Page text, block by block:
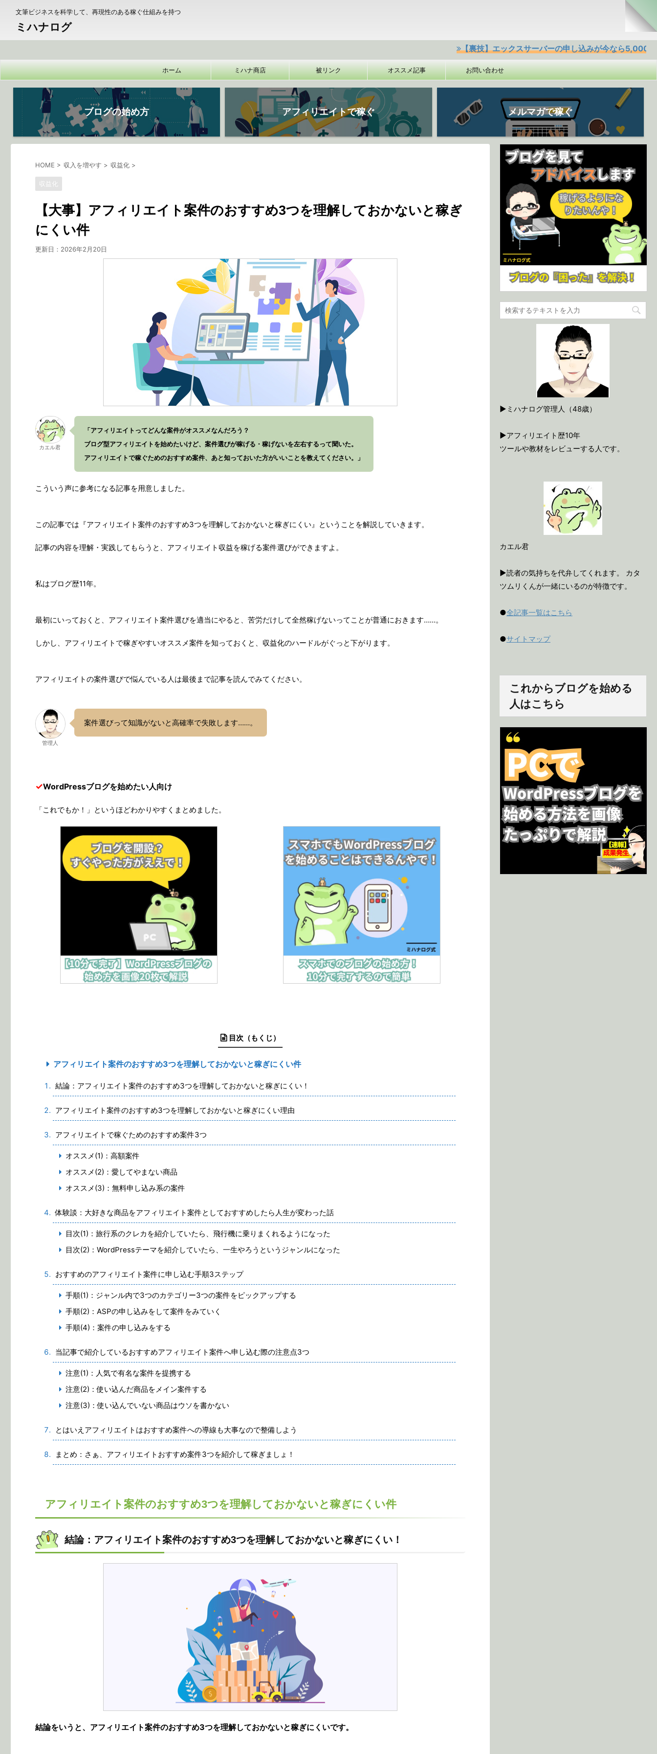
文筆ビジネスを科学して、再現性のある稼ぐ仕組みを持つ
ミハナログ
【裏技】エックスサーバーの申し込みが今なら5,000円offクーポ
ホーム ミハナ商店 被リンク オススメ記事 お問い合わせ
ブログの始め方 アフィリエイトで稼ぐ メルマガで稼ぐ
HOME > 収入を増やす > 収益化 >
収益化
【大事】アフィリエイト案件のおすすめ3つを理解しておかないと稼ぎ
にくい件
更新日： 2026年2月20日
カエル君
「アフィリエイトってどんな案件がオススメなんだろう？
ブログ型アフィリエイトを始めたいけど、案件選びが稼げる・稼げないを左右するって聞いた。
アフィリエイトで稼ぐためのおすすめ案件、あと知っておいた方がいいことを教えてください。」
こういう声に参考になる記事を用意しました。
この記事では『アフィリエイト案件のおすすめ3つを理解しておかないと稼ぎにくい』ということを解説していきます。
記事の内容を理解・実践してもらうと、アフィリエイト収益を稼げる案件選びができますよ。
私はブログ歴11年。
最初にいっておくと、アフィリエイト案件選びを適当にやると、苦労だけして全然稼げないってことが普通におきます……。
しかし、アフィリエイトで稼ぎやすいオススメ案件を知っておくと、収益化のハードルがぐっと下がります。
アフィリエイトの案件選びで悩んでいる人は最後まで記事を読んでみてください。
管理人
案件選びって知識がないと高確率で失敗します……。
✓WordPressブログを始めたい人向け
「これでもか！」というほどわかりやすくまとめました。
目次（もくじ）
アフィリエイト案件のおすすめ3つを理解しておかないと稼ぎにくい件
結論：アフィリエイト案件のおすすめ3つを理解しておかないと稼ぎにくい！
アフィリエイト案件のおすすめ3つを理解しておかないと稼ぎにくい理由
アフィリエイトで稼ぐためのおすすめ案件3つ
オススメ(1)：高額案件
オススメ(2)：愛してやまない商品
オススメ(3)：無料申し込み系の案件
体験談：大好きな商品をアフィリエイト案件としておすすめしたら人生が変わった話
目次(1)：旅行系のクレカを紹介していたら、飛行機に乗りまくれるようになった
目次(2)：WordPressテーマを紹介していたら、一生やろうというジャンルになった
おすすめのアフィリエイト案件に申し込む手順3ステップ
手順(1)：ジャンル内で3つのカテゴリー3つの案件をピックアップする
手順(2)：ASPの申し込みをして案件をみていく
手順(4)：案件の申し込みをする
当記事で紹介しているおすすめアフィリエイト案件へ申し込む際の注意点3つ
注意(1)：人気で有名な案件を提携する
注意(2)：使い込んだ商品をメイン案件する
注意(3)：使い込んでいない商品はウソを書かない
とはいえアフィリエイトはおすすめ案件への導線も大事なので整備しよう
まとめ：さぁ、アフィリエイトおすすめ案件3つを紹介して稼ぎましょ！
アフィリエイト案件のおすすめ3つを理解しておかないと稼ぎにくい件
結論：アフィリエイト案件のおすすめ3つを理解しておかないと稼ぎにくい！
結論をいうと、アフィリエイト案件のおすすめ3つを理解しておかないと稼ぎにくいです。
▶ミハナログ管理人（48歳）
▶アフィリエイト歴10年
ツールや教材をレビューする人です。
カエル君
▶読者の気持ちを代弁してくれます。 カタ
ツムリくんが一緒にいるのが特徴です。
●全記事一覧はこちら
●サイトマップ
これからブログを始める
人はこちら